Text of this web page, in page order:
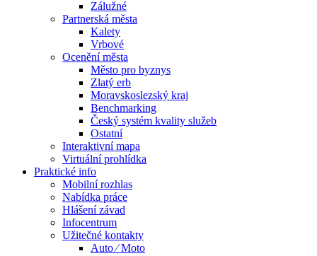
Zálužné
Partnerská města
Kalety
Vrbové
Ocenění města
Město pro byznys
Zlatý erb
Moravskoslezský kraj
Benchmarking
Český systém kvality služeb
Ostatní
Interaktivní mapa
Virtuální prohlídka
Praktické info
Mobilní rozhlas
Nabídka práce
Hlášení závad
Infocentrum
Užitečné kontakty
Auto ⁄ Moto